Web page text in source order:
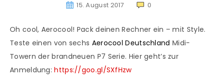
15. August 2017 0
Oh cool, Aerocool! Pack deinen Rechner ein – mit Style.
Teste einen von sechs Aerocool Deutschland Midi-
Towern der brandneuen P7 Serie. Hier geht’s zur
Anmeldung:https://goo.gl/SXfHzw